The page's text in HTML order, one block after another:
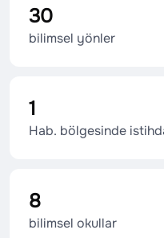
30
bilimsel yönler
1
Hab. bölgesinde
8
bilimsel okullar